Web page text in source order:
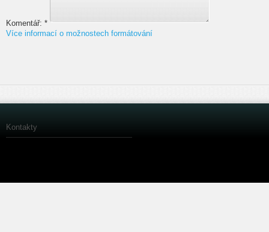
Komentář: *
Více informací o možnostech formátování
Kontakty